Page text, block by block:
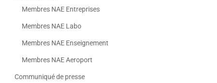
Membres NAE Entreprises
Membres NAE Labo
Membres NAE Enseignement
Membres NAE Aeroport
Communiqué de presse